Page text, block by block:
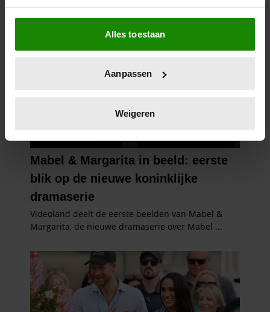
Als u het toestaat, willen we ook graag:
Informatie verzamelen over uw geografische
locatie, die tot een paar meter nauwkeurig kan zijn
scannen op specifieke eigenschappen (fingerprinting)
verwerkt en stel uw voorkeuren in het
intrekken in de Cookieverklaring.
We gebruiken cookies om content en advertenties te
personaliseren, om functies voor social media te bieden
en om ons websiteverkeer te analyseren. Ook delen we
informatie over uw gebruik van onze site met onze
partners voor social media, adverteren en analyse. Deze
informatie die u aan ze heeft verstrekt of die ze hebben
verzameld op basis van uw gebruik van hun services. U
gaat akkoord met onze cookies als u onze website blijft
gebruiken.
Alles toestaan
Aanpassen
Weigeren